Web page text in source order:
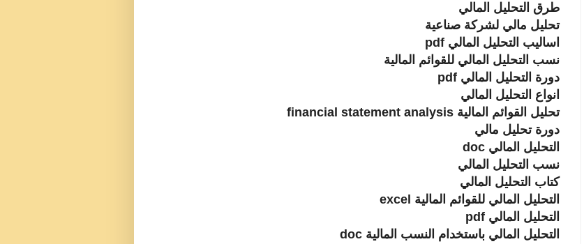
طرق التحليل المالي
تحليل مالي لشركة صناعية
اساليب التحليل المالي pdf
نسب التحليل المالي للقوائم المالية
دورة التحليل المالي pdf
انواع التحليل المالي
تحليل القوائم المالية financial statement analysis
دورة تحليل مالي
التحليل المالي doc
نسب التحليل المالي
كتاب التحليل المالي
التحليل المالي للقوائم المالية excel
التحليل المالي pdf
التحليل المالي باستخدام النسب المالية doc